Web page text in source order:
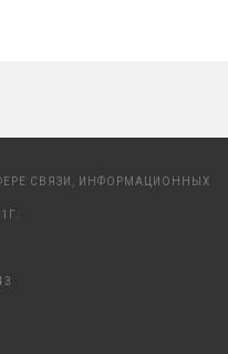
СВЯЗИ, ИНФОРМАЦИОННЫХ